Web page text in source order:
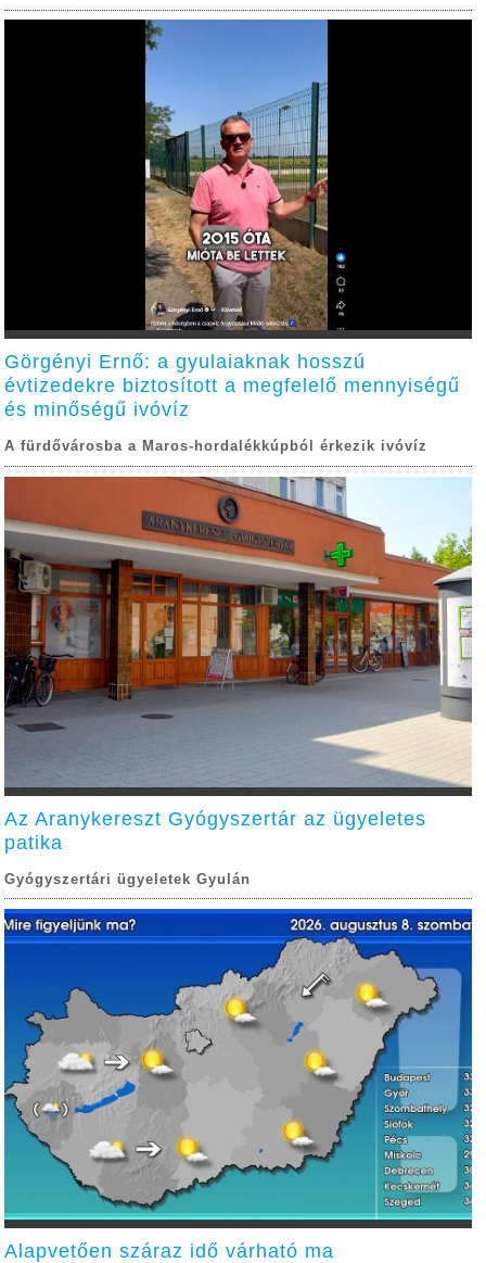
Görgényi Ernő: a gyulaiaknak hosszú
évtizedekre biztosított a megfelelő mennyiségű
és minőségű ivóvíz
A fürdővárosba a Maros-hordalékkúpból érkezik ivóvíz
Az Aranykereszt Gyógyszertár az ügyeletes
patika
Gyógyszertári ügyeletek Gyulán
Alapvetően száraz idő várható ma